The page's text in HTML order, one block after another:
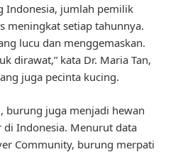
Indonesia, jumlah pemilik
meningkat setiap tahunnya.
lucu dan menggemaskan.
dirawat,” kata Dr. Maria Tan,
juga pecinta kucing.
burung juga menjadi hewan
Indonesia. Menurut data
Community, burung merpati